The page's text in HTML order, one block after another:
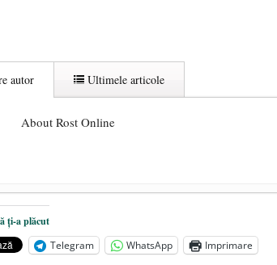
autor Ultimele articole
About Rost Online
cutremurătoare despre președintele
care servește Națiunea - 21 aprilie 2026
Vexler produce efecte. Bustul poetului
ți-a plăcut
Telegram
WhatsApp Imprimare